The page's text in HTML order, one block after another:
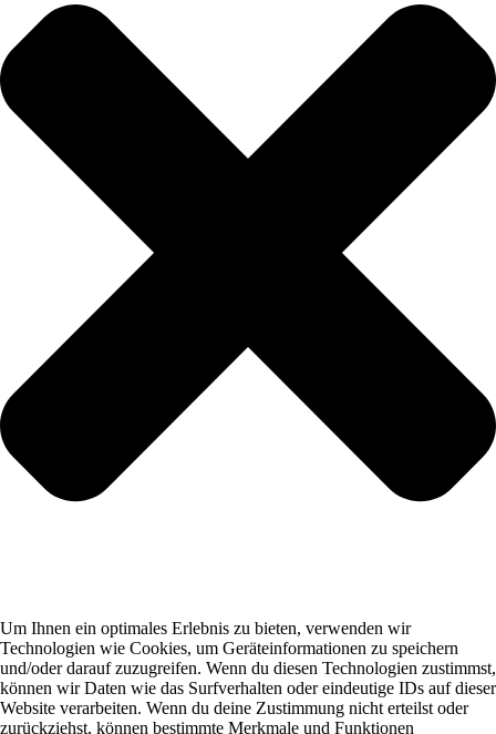
Um Ihnen ein optimales Erlebnis zu bieten, verwenden wir
Technologien wie Cookies, um Geräteinformationen zu speichern
und/oder darauf zuzugreifen. Wenn du diesen Technologien zustimmst,
können wir Daten wie das Surfverhalten oder eindeutige IDs auf dieser
Website verarbeiten. Wenn du deine Zustimmung nicht erteilst oder
zurückziehst, können bestimmte Merkmale und Funktionen